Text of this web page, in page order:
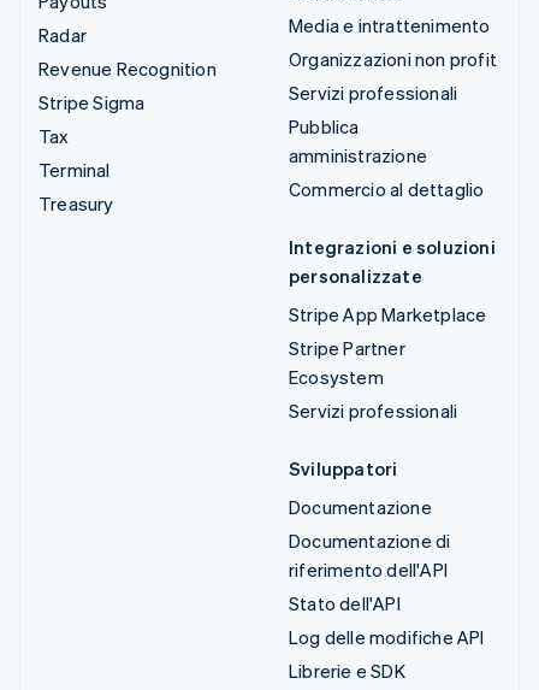
Radar
Revenue Recognition
Stripe Sigma
Tax
Terminal
Treasury
Media e intrattenimento
Organizzazioni non profit
Servizi professionali
Pubblica
amministrazione
Commercio al dettaglio
Integrazioni e soluzioni
personalizzate
Stripe App Marketplace
Stripe Partner
Ecosystem
Servizi professionali
Sviluppatori
Documentazione
Documentazione di
riferimento dell'API
Stato dell'API
Log delle modifiche API
Librerie e SDK